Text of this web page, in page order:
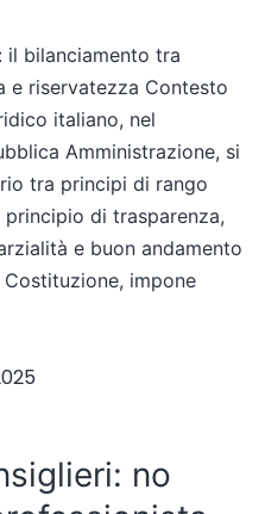
il bilanciamento tra
e riservatezza Contesto
italiano, nel
Amministrazione, si
tra principi di rango
di trasparenza,
e buon andamento
impone
no